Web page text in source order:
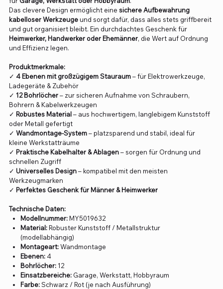
Das clevere Design ermöglicht eine sichere Aufbewahrung
kabelloser Werkzeugeund sorgt dafür, dass alles stets griffbereit
und gut organisiert bleibt. Ein durchdachtes Geschenk für
Heimwerker, Handwerker oder Ehemänner, die Wert auf Ordnung
und Effizienz legen.
Produktmerkmale:
✓ 4 Ebenen mit großzügigem Stauraum– für Elektrowerkzeuge,
Ladegeräte & Zubehör
✓ 12 Bohrlöcher– zur sicheren Aufnahme von Schraubern,
Bohrern & Kabelwerkzeugen
✓ Robustes Material– aus hochwertigem, langlebigem Kunststoff
oder Metall gefertigt
✓ Wandmontage-System– platzsparend und stabil, ideal für
kleine Werkstatträume
✓ Praktische Kabelhalter & Ablagen– sorgen für Ordnung und
schnellen Zugriff
✓ Universelles Design– kompatibel mit den meisten
Werkzeugmarken
✓ Perfektes Geschenk für Männer & Heimwerker
Technische Daten:
Modellnummer:MY5019632
Material:Robuster Kunststoff / Metallstruktur
(modellabhängig)
Montageart:Wandmontage
Ebenen:4
Bohrlöcher:12
Einsatzbereiche: Garage, Werkstatt, Hobbyraum
Farbe:Schwarz / Rot (je nach Ausführung)